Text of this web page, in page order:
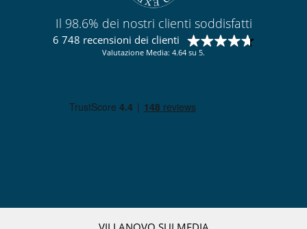
Il 98.6% dei nostri clienti soddisfatti
6 748 recensioni dei clienti
Valutazione Media: 4.64 su 5.